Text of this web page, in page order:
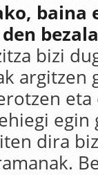
baina
bizi
argitzen
egin
dira